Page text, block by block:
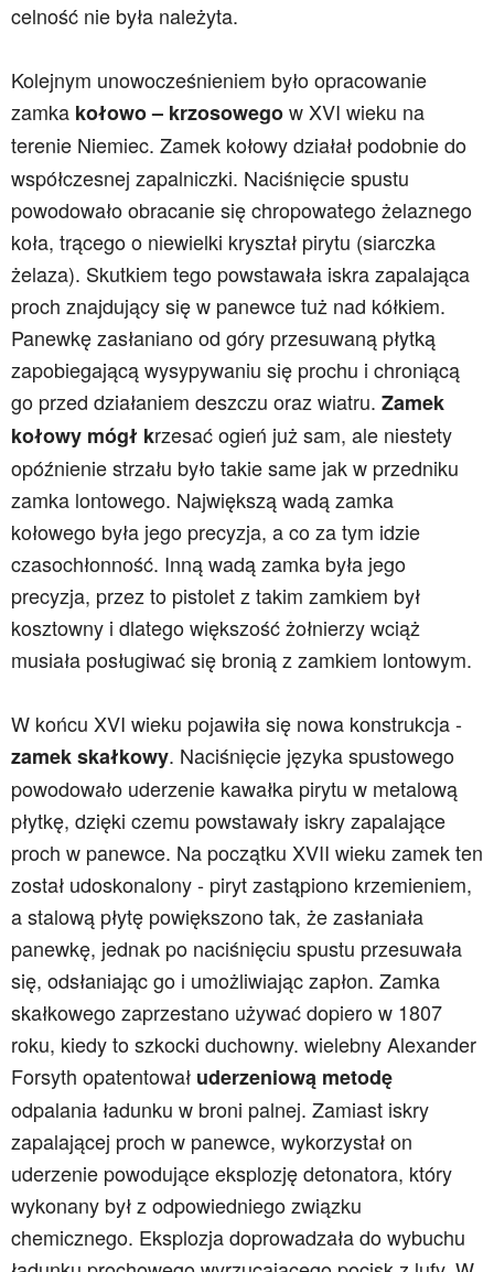
celność nie była należyta.
Kolejnym unowocześnieniem było opracowanie
zamka kołowo – krzosowegow XVI wieku na
terenie Niemiec. Zamek kołowy działał podobnie do
współczesnej zapalniczki. Naciśnięcie spustu
powodowało obracanie się chropowatego żelaznego
koła, trącego o niewielki kryształ pirytu (siarczka
żelaza). Skutkiem tego powstawała iskra zapalająca
proch znajdujący się w panewce tuż nad kółkiem.
Panewkę zasłaniano od góry przesuwaną płytką
zapobiegającą wysypywaniu się prochu i chroniącą
go przed działaniem deszczu oraz wiatru. Zamek
kołowy mógł krzesać ogień już sam, ale niestety
opóźnienie strzału było takie same jak w przedniku
zamka lontowego. Największą wadą zamka
kołowego była jego precyzja, a co za tym idzie
czasochłonność. Inną wadązamka była jego
precyzja, przez to pistolet z takim zamkiem był
kosztowny i dlatego większość żołnierzy wciąż
musiała posługiwać się bronią z zamkiem lontowym.
W końcu XVI wieku pojawiła się nowa konstrukcja -
zamek skałkowy. Naciśnięcie języka spustowego
powodowało uderzenie kawałka pirytu w metalową
płytkę, dzięki czemu powstawały iskry zapalające
proch w panewce. Na początku XVII wieku zamek ten
został udoskonalony - piryt zastąpiono krzemieniem,
a stalową płytę powiększono tak, że zasłaniała
panewkę, jednak po naciśnięciu spustu przesuwała
się, odsłaniając go i umożliwiając zapłon. Zamka
skałkowego zaprzestano używać dopiero w 1807
roku, kiedy to szkocki duchowny. wielebny Alexander
Forsyth opatentował uderzeniową metodę
odpalania ładunku w broni palnej. Zamiast iskry
zapalającej proch w panewce, wykorzystał on
uderzenie powodujące eksplozję detonatora, który
wykonany był z odpowiedniego związku
chemicznego. Eksplozja doprowadzała do wybuchu